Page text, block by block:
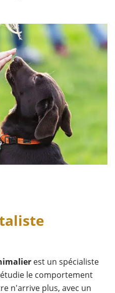
est un spécialiste
le comportement
n'arrive plus, avec un